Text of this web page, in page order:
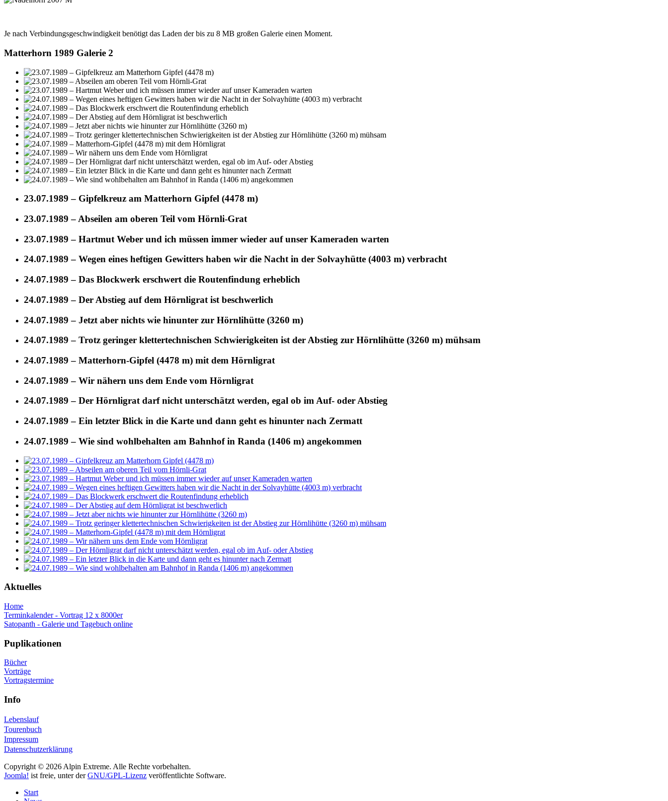
Je nach Verbindungsgeschwindigkeit benötigt das Laden der bis zu 8 MB großen Galerie einen Moment.
Matterhorn 1989 Galerie 2
23.07.1989 – Gipfelkreuz am Matterhorn Gipfel (4478 m)
23.07.1989 – Abseilen am oberen Teil vom Hörnli-Grat
23.07.1989 – Hartmut Weber und ich müssen immer wieder auf unser Kameraden warten
24.07.1989 – Wegen eines heftigen Gewitters haben wir die Nacht in der Solvayhütte (4003 m) verbracht
24.07.1989 – Das Blockwerk erschwert die Routenfindung erheblich
24.07.1989 – Der Abstieg auf dem Hörnligrat ist beschwerlich
24.07.1989 – Jetzt aber nichts wie hinunter zur Hörnlihütte (3260 m)
24.07.1989 – Trotz geringer klettertechnischen Schwierigkeiten ist der Abstieg zur Hörnlihütte (3260 m) mühsam
24.07.1989 – Matterhorn-Gipfel (4478 m) mit dem Hörnligrat
24.07.1989 – Wir nähern uns dem Ende vom Hörnligrat
24.07.1989 – Der Hörnligrat darf nicht unterschätzt werden, egal ob im Auf- oder Abstieg
24.07.1989 – Ein letzter Blick in die Karte und dann geht es hinunter nach Zermatt
24.07.1989 – Wie sind wohlbehalten am Bahnhof in Randa (1406 m) angekommen
Aktuelles
Home
Terminkalender - Vortrag 12 x 8000er
Satopanth - Galerie und Tagebuch online
Puplikationen
Bücher
Vorträge
Vortragstermine
Info
Lebenslauf
Tourenbuch
Impressum
Datenschutzerklärung
Copyright © 2026 Alpin Extreme. Alle Rechte vorbehalten.
Joomla! ist freie, unter derGNU/GPL-Lizenz veröffentlichte Software.
Start